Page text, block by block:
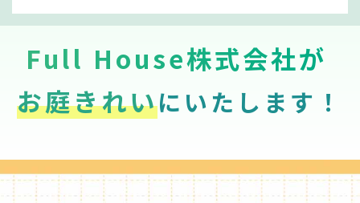
Full House株式会社が
お庭きれいにいたします！